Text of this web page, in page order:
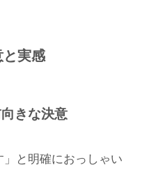
と実感
きな決意
と明確におっしゃい